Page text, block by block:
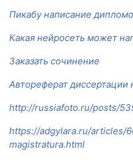
Пикабу написание
Какая нейросеть может
Заказать сочинение
Автореферат диссертации
http://russiafoto.ru/posts/
https://adgylara.ru/articles/
magistratura.html